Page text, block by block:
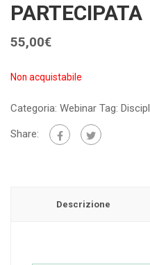
PARTECIPATA
55,00€
Non acquistabile
Categoria: Webinar Tag:
Share:
Descrizione